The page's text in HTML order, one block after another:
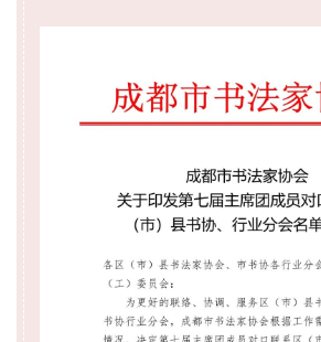
书
法
征
稿
学
术
研
究
法
书